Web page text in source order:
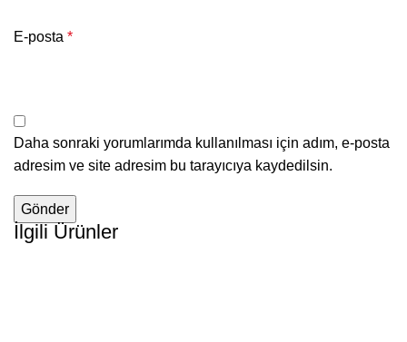
E-posta *
Daha sonraki yorumlarımda kullanılması için adım, e-posta
adresim ve site adresim bu tarayıcıya kaydedilsin.
İlgili Ürünler